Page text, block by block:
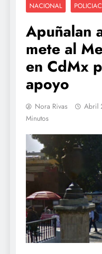
NACIONAL
Apuñalan
mete al
en CdMx
apoyo
Nora Rivas Abril
Minutos